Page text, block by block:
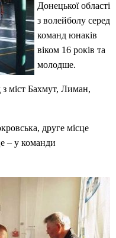
Донецької області
з волейболу серед
команд юнаків
віком 16 років та
молодше.
з міст Бахмут, Лиман,
друге місце
– у команди